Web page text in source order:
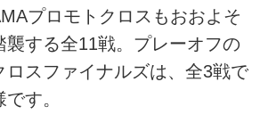
プロモトクロスもおおよそ
襲する全11戦。プレーオフの
ロスファイナルズは、全3戦で
す。